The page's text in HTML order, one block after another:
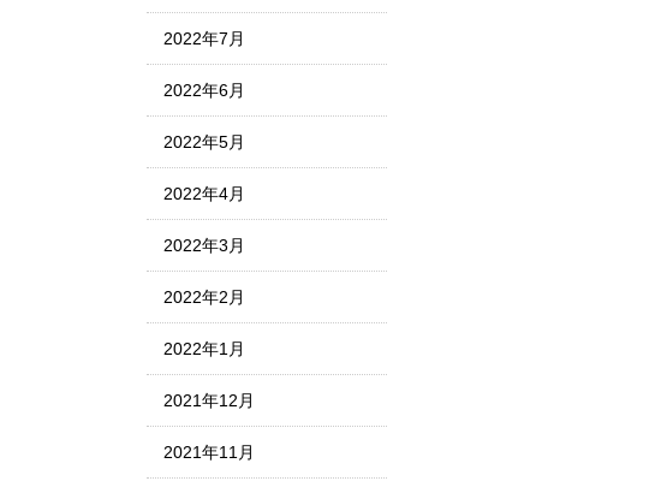
2022年7月
2022年6月
2022年5月
2022年4月
2022年3月
2022年2月
2022年1月
2021年12月
2021年11月